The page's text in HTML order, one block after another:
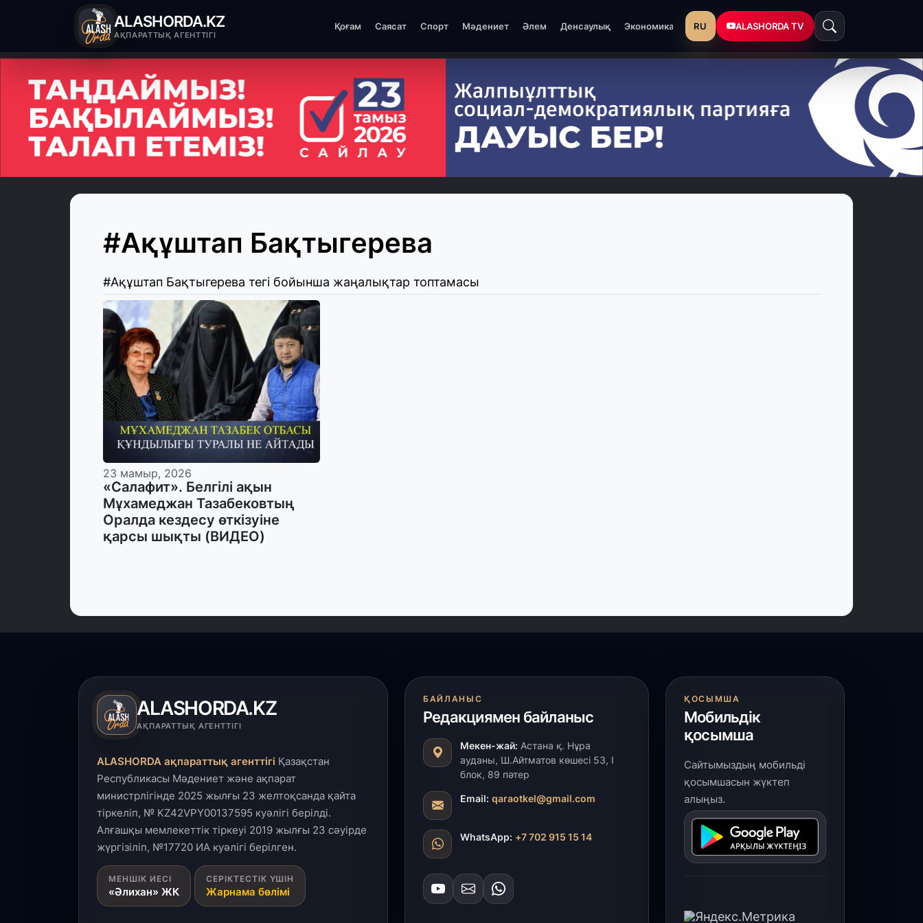
ALASHORDA.KZ
АҚПАРАТТЫҚ АГЕНТТІГІ
Қоғам Саясат Спорт Мәдениет Әлем Денсаулық Экономика RU ALASHORDA TV
#Ақұштап Бақтыгерева
#Ақұштап Бақтыгерева тегі бойынша жаңалықтар топтамасы
23 мамыр, 2026
«Салафит». Белгілі ақын
Мұхамеджан Тазабековтың
Оралда кездесу өткізуіне
қарсы шықты (ВИДЕО)
ALASHORDA.KZ
АҚПАРАТТЫҚ АГЕНТТІГІ
ALASHORDA ақпараттық агенттігі Қазақстан
Республикасы Мәдениет және ақпарат
министрлігінде 2025 жылғы 23 желтоқсанда қайта
тіркеліп, № KZ42VPY00137595 куәлігі берілді.
Алғашқы мемлекеттік тіркеуі 2019 жылғы 23 сәуірде
жүргізіліп, №17720 ИА куәлігі берілген.
МЕНШІК ИЕСІ
«Әлихан» ЖК
СЕРІКТЕСТІК ҮШІН
Жарнама бөлімі
БАЙЛАНЫС
Редакциямен байланыс
Мекен-жай: Астана қ. Нұра
ауданы, Ш.Айтматов көшесі 53, І
блок, 89 пәтер
Email: qaraotkel@gmail.com
WhatsApp: +7 702 915 15 14
ҚОСЫМША
Мобильдік
қосымша
Сайтымыздың мобильді
қосымшасын жүктеп
алыңыз.